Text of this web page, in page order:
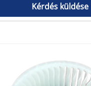
Kérdés küldése